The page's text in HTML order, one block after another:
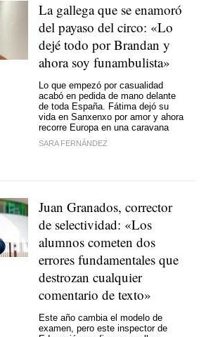
La gallega que se enamoró
del payaso del circo: «Lo
dejé todo por Brandan y
ahora soy funambulista»
Lo que empezó por casualidad
acabó en pedida de mano delante
de toda España. Fátima dejó su
vida en Sanxenxo por amor y ahora
recorre Europa en una caravana
SARA FERNÁNDEZ
Juan Granados, corrector
de selectividad: «Los
alumnos cometen dos
errores fundamentales que
destrozan cualquier
comentario de texto»
Este año cambia el modelo de
examen, pero este inspector de